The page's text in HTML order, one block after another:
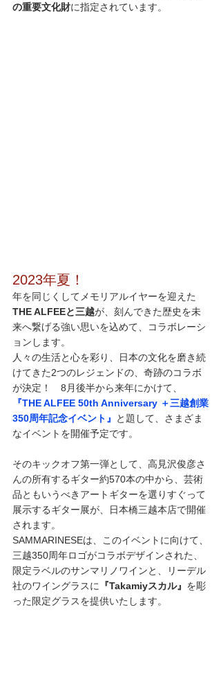
の重要文化財に指定されています。
2023年夏！
年を同じくしてメモリアルイヤーを迎えた
THE ALFEEと三越が、刻んできた歴史を未
来へ繋げる強い思いを込めて、コラボレーシ
ョンします。
人々の生活と心を彩り、日本の文化を磨き続
けてきた2つのレジェンドの、奇跡のコラボ
が決定！　8月後半から来年にかけて、
『THE ALFEE 50th Anniversary ＋三越創業
350周年記念イベント』
と題して、さまざま
なイベントを開催予定です。
そのキックオフ第一弾として、高見沢俊彦さ
んの所有するギター約570本の中から、芸術
品ともいうべきアートギターを選りすぐって
展示するギター展が、日本橋三越本店で開催
されます。
SAMMARINESEは、このイベントに向けて、
三越350周年ロゴがコラボデザインされた、
限定ラベルのサンマリノワインと、リーデル
社のワイングラスに 『Takamiyスカル』 を彫
った限定グラスを提供いたします。